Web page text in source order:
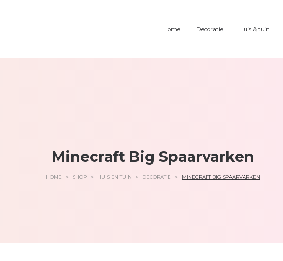
Home Decoratie Huis & tuin
Minecraft Big Spaarvarken
HOME > SHOP > HUIS EN TUIN > DECORATIE > MINECRAFT BIG SPAARVARKEN